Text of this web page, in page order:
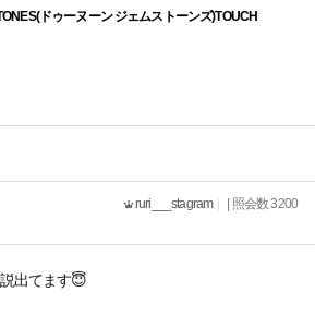
ドゥーヌーン ジェムストーンズ)TOUCH
ruri___stagram
| 照会数 3200
出てます😇